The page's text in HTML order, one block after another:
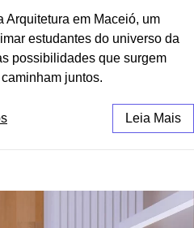
Arquitetura em Maceió, um
estudantes do universo da
possibilidades que surgem
juntos.
Leia Mais